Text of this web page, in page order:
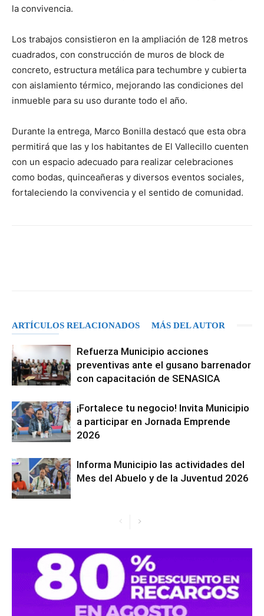
la convivencia.
Los trabajos consistieron en la ampliación de 128 metros
cuadrados, con construcción de muros de block de
concreto, estructura metálica para techumbre y cubierta
con aislamiento térmico, mejorando las condiciones del
inmueble para su uso durante todo el año.
Durante la entrega, Marco Bonilla destacó que esta obra
permitirá que las y los habitantes de El Vallecillo cuenten
con un espacio adecuado para realizar celebraciones
como bodas, quinceañeras y diversos eventos sociales,
fortaleciendo la convivencia y el sentido de comunidad.
ARTÍCULOS RELACIONADOS MÁS DEL AUTOR
Refuerza Municipio acciones
preventivas ante el gusano barrenador
con capacitación de SENASICA
¡Fortalece tu negocio! Invita Municipio
a participar en Jornada Emprende
2026
Informa Municipio las actividades del
Mes del Abuelo y de la Juventud 2026